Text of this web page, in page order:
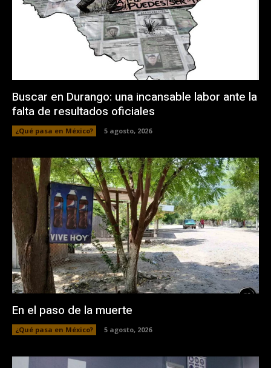
Buscar en Durango: una incansable labor ante la
falta de resultados oficiales
¿Qué pasa en México? 5 agosto, 2026
En el paso de la muerte
¿Qué pasa en México? 5 agosto, 2026